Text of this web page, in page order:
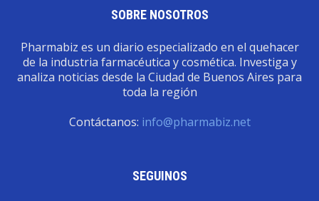
SOBRE NOSOTROS
Pharmabiz es un diario especializado en el quehacer
de la industria farmacéutica y cosmética. Investiga y
analiza noticias desde la Ciudad de Buenos Aires para
toda la región
Contáctanos: info@pharmabiz.net
SEGUINOS